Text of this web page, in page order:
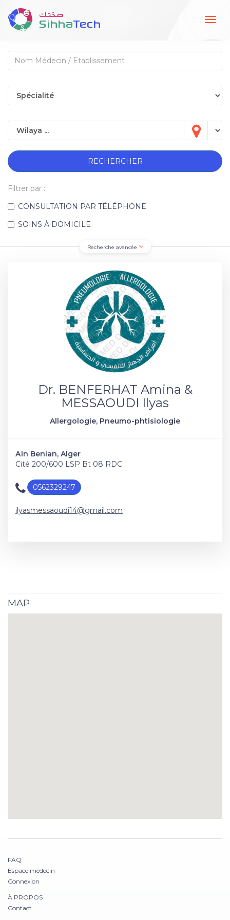
RECHERCHER
Filtrer par :
CONSULTATION PAR TÉLÉPHONE
SOINS À DOMICILE
Recherche avancée
Dr. BENFERHAT Amina &
MESSAOUDI Ilyas
Allergologie, Pneumo-phtisiologie
Aïn Benian, Alger
Cité 200/600 LSP Bt 08 RDC
0562329247
ilyasmessaoudi14@gmail.com
MAP
FAQ
Espace médecin
Connexion
À PROPOS
Contact